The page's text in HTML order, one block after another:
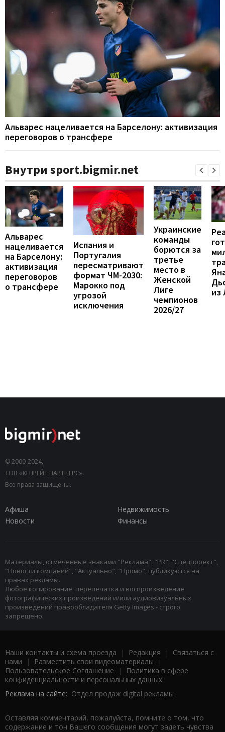
Альварес нацеливается на Барселону: активизация
переговоров о трансфере
Внутри sport.bigmir.net
Альварес
нацеливается
на Барселону:
активизация
переговоров
о трансфере
Испания и
Португалия
пересматривают
формат ЧМ-2030:
Марокко под
угрозой
исключения
Украинские
команды
борются за
третье
место в
Женской
Лиге
чемпионов
2026/27
из
© 2000-2024,
ТОВ «КЕПРЕЙТ ПАРТНЕРС».
Все права защищены.
Афиша
Недвижимость
Новости
Финансы
Материалы, отмеченные знаками "Реклама", "PR", "Спецпроект",
"Новости компаний", "Актуально", "Промо", публикуются на
правах рекламы.
Любое копирование, перепечатка и воспроизведение
фотографических произведений и/или аудиовизуальных
произведений правообладателя Getty Images - строго
запрещено.
Наши контакты и схема проезда | Редакция | Связаться с
нами | Разместить свои видеоматериалы |
Пользовательское Соглашение |
Политика в сфере
конфиденциальности и персональных данных
Реклама на сайте: Отдел продаж digital рекламы
Оставляя комментарий, пожалуйста, помните о том, что
содержание и тон Вашего сообщения могут задеть чувства